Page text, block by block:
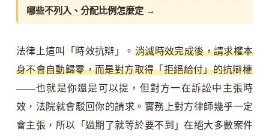
哪些不列入、分配比例怎麼定→
法律上這叫「時效抗辯」。 消滅時效完成後，請求權本
身不會自動歸零，而是對方取得「拒絕給付」的抗辯權
——也就是你還是可以提，但對方一在訴訟中主張時
效，法院就會駁回你的請求。實務上對方律師幾乎一定
會主張，所以「過期了就等於要不到」在絕大多數案件